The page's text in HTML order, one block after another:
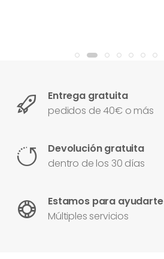
Entrega gratuita
pedidos de 40€ o más
Devolución gratuita
dentro de los 30 días
Estamos para ayudarte
Múltiples servicios